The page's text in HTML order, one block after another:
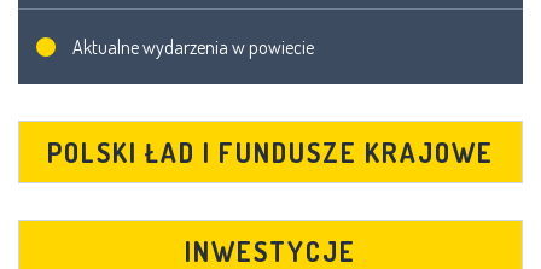
Aktualne wydarzenia w powiecie
POLSKI ŁAD I FUNDUSZE KRAJOWE
INWESTYCJE